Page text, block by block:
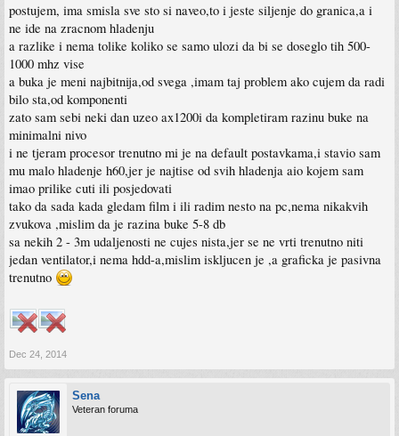
postujem, ima smisla sve sto si naveo,to i jeste siljenje do granica,a i
ne ide na zracnom hladenju
a razlike i nema tolike koliko se samo ulozi da bi se doseglo tih 500-
1000 mhz vise
a buka je meni najbitnija,od svega ,imam taj problem ako cujem da radi
bilo sta,od komponenti
zato sam sebi neki dan uzeo ax1200i da kompletiram razinu buke na
minimalni nivo
i ne tjeram procesor trenutno mi je na default postavkama,i stavio sam
mu malo hladenje h60,jer je najtise od svih hladenja aio kojem sam
imao prilike cuti ili posjedovati
tako da sada kada gledam film i ili radim nesto na pc,nema nikakvih
zvukova ,mislim da je razina buke 5-8 db
sa nekih 2 - 3m udaljenosti ne cujes nista,jer se ne vrti trenutno niti
jedan ventilator,i nema hdd-a,mislim iskljucen je ,a graficka je pasivna
trenutno
Dec 24, 2014
Sena
Veteran foruma